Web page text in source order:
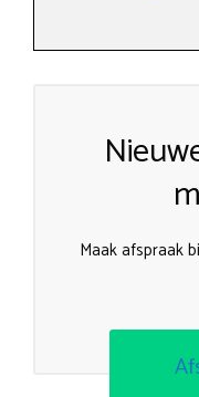
Maak afspraak